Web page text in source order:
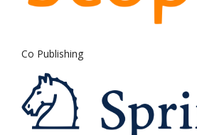
Co Publishing